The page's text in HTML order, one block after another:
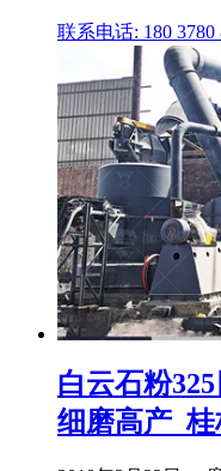
联系电话: 180 3780
白云石粉
细磨高产_